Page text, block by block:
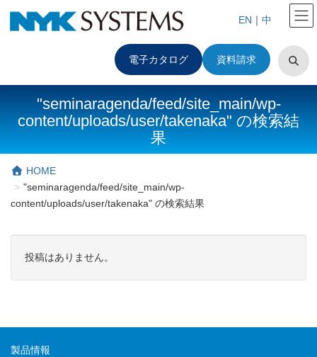
EN ｜ 中
電子カタログ 資料請求
"seminaragenda/feed/site_main/wp-
content/uploads/user/takenaka" の検索結
果
HOME
"seminaragenda/feed/site_main/wp-
content/uploads/user/takenaka" の検索結果
投稿はありません。
製品情報